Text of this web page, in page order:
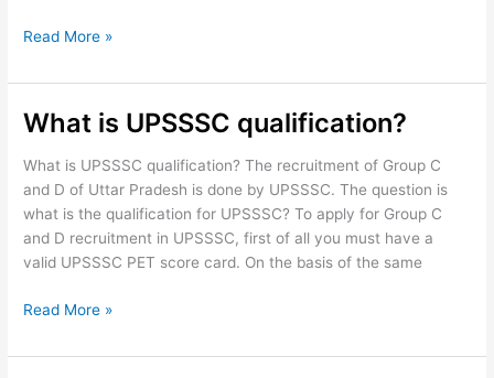
,छात्रों
लिए
Read More »
What is UPSSSC qualification?
What is UPSSSC qualification? The recruitment of Group C
and D of Uttar Pradesh is done by UPSSSC. The question is
what is the qualification for UPSSSC? To apply for Group C
and D recruitment in UPSSSC, first of all you must have a
valid UPSSSC PET score card. On the basis of the same
What
UPSSSC
qualification?
Read More »